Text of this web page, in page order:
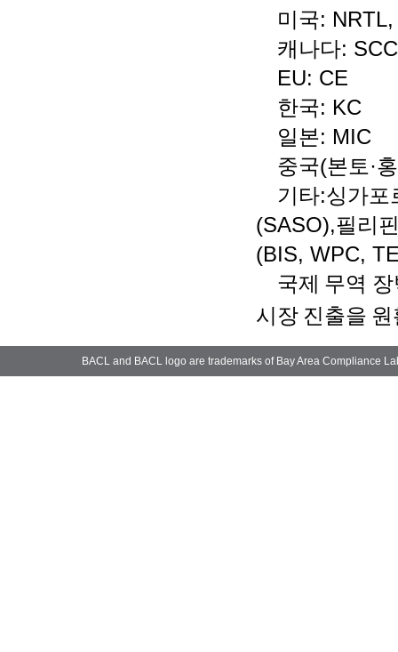
미국:
캐나다:
EU: CE
한국: KC
일본: MIC
중국(본토 ·
기타:싱가포
(SASO),필리
(BIS, WPC,
국제 무역
시장 진출을
BACL and BACL logo are trademarks of Bay Area